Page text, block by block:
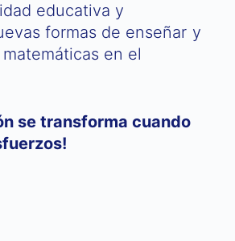
educativa y
formas de enseñar y
en el
se transforma cuando